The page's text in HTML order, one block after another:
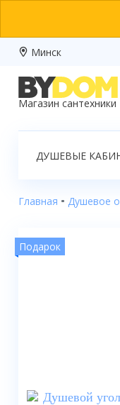
Минск
Магазин сантехники
Ванны
Смесители
ДУШЕВЫЕ
Главная Душевое
Подарок